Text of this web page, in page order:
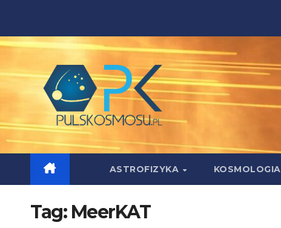
content
ASTROFIZYKA KOSMOLOGIA
Tag: MeerKAT